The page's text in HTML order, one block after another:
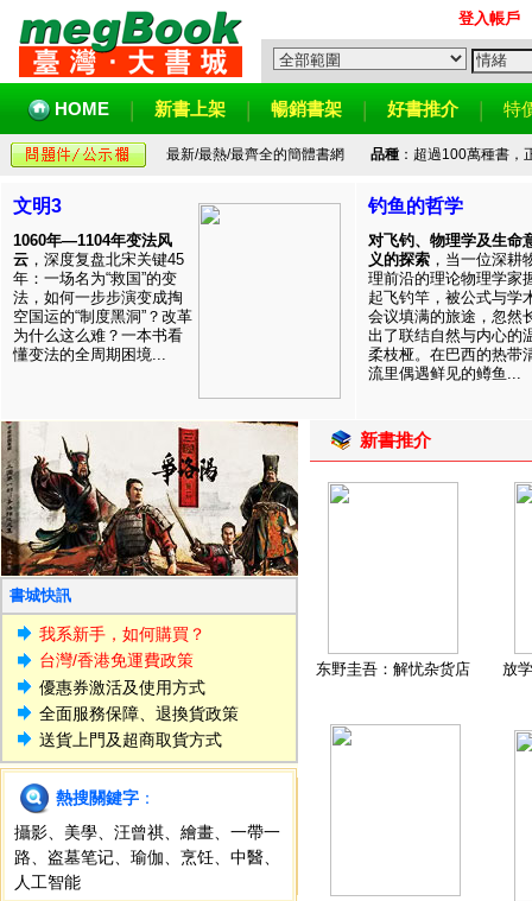
登入帳戶
HOME 新書上架 暢銷書架 好書推介 特
最新/最熱/最齊全的簡體書網 品種：超過100萬種書，
文明3
1060年—1104年变法风
云 ，深度复盘北宋关键45
年：一场名为“救国”的变
法，如何一步步演变成掏
空国运的“制度黑洞”？改革
为什么这么难？一本书看
懂变法的全周期困境...
钓鱼的哲学
对飞钓、物理学及生命
义的探索 ，当一位深耕
理前沿的理论物理学家
起飞钓竿，被公式与学
会议填满的旅途，忽然
出了联结自然与内心的
柔枝桠。在巴西的热带
流里偶遇鲜见的鳟鱼...
書城快訊
我系新手，如何購買？
台灣/香港免運費政策
優惠券激活及使用方式
全面服務保障、退換貨政策
送貨上門及超商取貨方式
熱搜關鍵字 ：
攝影
美學 汪曾祺 繪畫
一帶一
路
盗墓笔记 瑜伽 烹饪 中醫
人工智能
新書推介
东野圭吾：解忧杂货店 放